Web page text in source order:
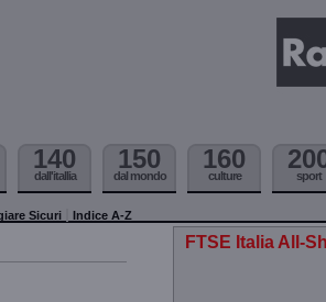
140
dall'itallia
150
dal mondo
160
culture sport
Sicuri Indice A-Z
FTSE Italia All-